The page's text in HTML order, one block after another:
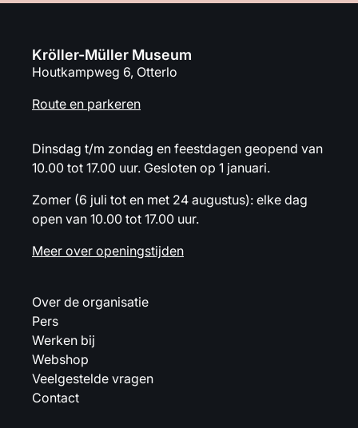
Kröller-Müller Museum
Houtkampweg 6, Otterlo
Route en parkeren
Dinsdag t/m zondag en feestdagen geopend van
10.00 tot 17.00 uur. Gesloten op 1 januari.
Zomer (6 juli tot en met 24 augustus): elke dag
open van 10.00 tot 17.00 uur.
Meer over openingstijden
Over de organisatie
Pers
Werken bij
Webshop
Veelgestelde vragen
Contact